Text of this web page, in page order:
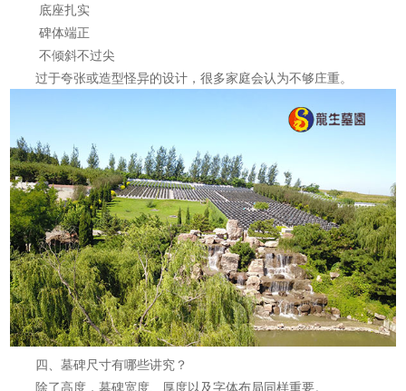
底座扎实
碑体端正
不倾斜不过尖
过于夸张或造型怪异的设计，很多家庭会认为不够庄重。
四、墓碑尺寸有哪些讲究？
除了高度，墓碑宽度、厚度以及字体布局同样重要。